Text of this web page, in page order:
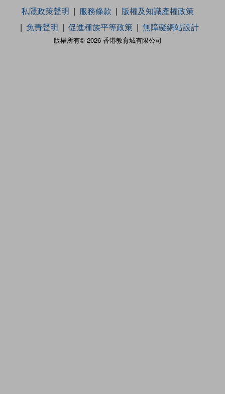
版權所有© 2026 香港教育城有限公司
私隱政策聲明 服務條款
版權及知識產權政策
免責聲明
促進種族平等政策 無障礙網站設計